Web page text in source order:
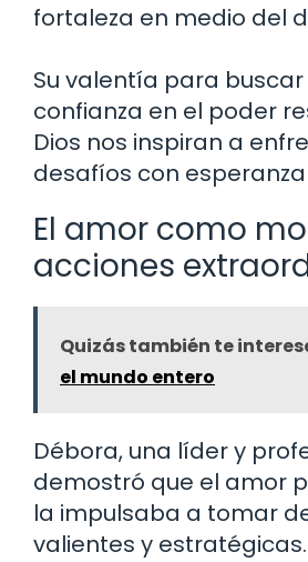
fortaleza en medio del
Su valentía para buscar
confianza en el poder
Dios nos inspiran a
desafíos con
El amor como
acciones
Quizás también te
el mundo entero
Débora, una líder y
demostró que el amor
la impulsaba a tomar
valientes y estratégicas.